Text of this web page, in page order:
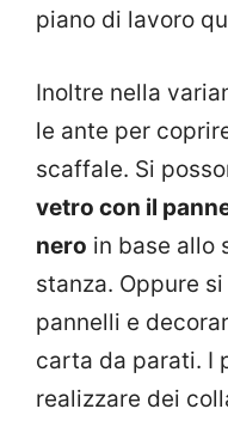
piano di lavoro
Inoltre nella
le ante per
scaffale. Si
vetro con il
nero in base allo
stanza. Oppure
pannelli e
carta da parati. I
realizzare dei